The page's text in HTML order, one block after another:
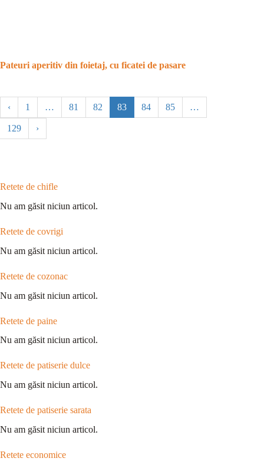
Pateuri aperitiv din foietaj, cu ficatei de pasare
‹ 1 … 81 82 83 84 85 …
129 ›
Retete de chifle
Nu am găsit niciun articol.
Retete de covrigi
Nu am găsit niciun articol.
Retete de cozonac
Nu am găsit niciun articol.
Retete de paine
Nu am găsit niciun articol.
Retete de patiserie dulce
Nu am găsit niciun articol.
Retete de patiserie sarata
Nu am găsit niciun articol.
Retete economice